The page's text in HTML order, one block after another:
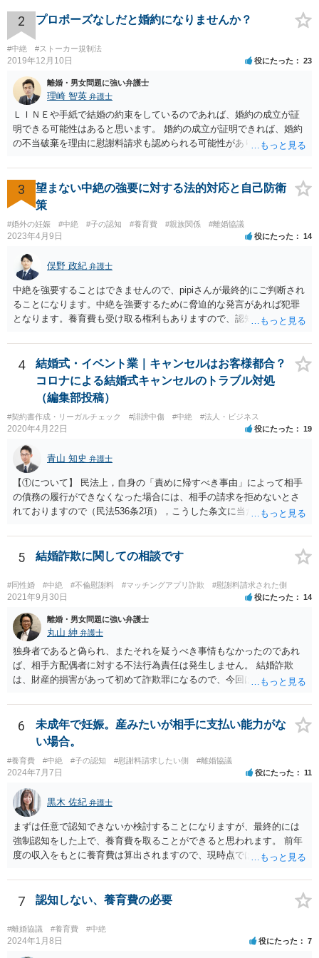
2 プロポーズなしだと婚約になりませんか？
#中絶 #ストーカー規制法
2019年12月10日 役にたった 23
離婚・男女問題に強い弁護士
理崎 智英 弁護士
ＬＩＮＥや手紙で結婚の約束をしているのであれば、婚約の成立が証
明できる可能性はあると思います。 婚約の成立が証明できれば、婚約
の不当破棄を理由に慰謝料請求も認められる可能性があります。
3
望まない中絶の強要に対する法的対応と自己防衛
策
#婚外の妊娠 #中絶 #子の認知 #養育費 #親族関係 #離婚協議
2023年4月9日 役にたった 14
俣野 政紀 弁護士
中絶を強要することはできませんので、pipiさんが最終的にご判断され
ることになります。中絶を強要するために脅迫的な発言があれば犯罪
となります。養育費も受け取る権利もありますので、認知等につきお
勧めします。
4
結婚式・イベント業｜キャンセルはお客様都合？
コロナによる結婚式キャンセルのトラブル対処
（編集部投稿）
#契約書作成・リーガルチェック #誹謗中傷 #中絶 #法人・ビジネス
2020年4月22日 役にたった 19
青山 知史 弁護士
【①について】 民法上，自身の「責めに帰すべき事由」によって相手
の債務の履行ができなくなった場合には、相手の請求を拒めないとさ
れておりますので（民法536条2項），こうした条文に当たるかが問題
現在の各宣言や要請は，強制力のあるものではなく，震災等で対象施
設が滅失してしまった場合と異なり，挙式等自体が物理的に不可能に
なったとまではいえないかと思われます。こうした中で，顧客の判断
でキャンセルを申し出たとすれば，形式的には顧客側に帰責性があっ
たといえる可能性は考えられます。 一方で，実質的に考えた場合，集
会に供する施設等については，営業自粛を要請されているところ，結
婚式場等の施設についても，解釈によっては集会に供する施設の1つと
して，休止要請の対象と考える余地はあるかと思われます。 こうした
解釈を採った場合，強制力はないまでも，事実上挙式等の実施が困難
となる外部的要因があったとして，顧客の「責めに帰すべき事由」が
あるとまではいえず，結婚式場等からの請求が認められない可能性は
に全額の請求が不可能となっても，これまでに生じた費用や打合せ相
当分の報酬の範囲であれば，中途終了時の委任事務への報酬請求や不
ます（民法648条3項、703条等）。 【②について】 請求に応じてもら
とになります。 もっとも，上述したように，全額の請求は，必ずしも
確実に認められる事案ではないと思われるため，法的手続きまでは行
わず，協議によって適切な範囲での支払いに関する合意を目指す方が
良いかと思われます。 【③について】 事実か否かにかかわらず，相手
の社会的評価を損なうような投稿であれば，名誉毀損となり得ます。
は，発信者自身の情報の開示を受けた上で，発進した当人に対する損
害賠償請求等を行うことも可能です。
5 結婚詐欺に関しての相談です
#同性婚 #中絶 #不倫慰謝料 #マッチングアプリ詐欺 #慰謝料請求された側
2021年9月30日 役にたった 14
離婚・男女問題に強い弁護士
丸山 紳 弁護士
独身者であると偽られ、またそれを疑うべき事情もなかったのであれ
ば、相手方配偶者に対する不法行為責任は発生しません。 結婚詐欺
は、財産的損害があって初めて詐欺罪になるので、今回は該当しませ
であることを知っていれば交際しなかったといえる場合に、慰謝料請
求が可能です。 LINEなどで、結婚を当然の前提にした関係だったこと
を立証できる場合は、請求は可能と考えます。
6
未成年で妊娠。産みたいが相手に支払い能力がな
い場合。
#養育費 #中絶 #子の認知 #慰謝料請求したい側 #離婚協議
2024年7月7日 役にたった 11
黒木 佐紀 弁護士
まずは任意で認知できないか検討することになりますが、最終的には
強制認知をした上で、養育費を取ることができると思われます。 前年
度の収入をもとに養育費は算出されますので、現時点では少額しか取
育費の増額調停を起こすこともできます。 仮に中絶する場合でも、相
手方が妊娠について話し合いをしっかりしてくれない場合には、慰謝
料請求などもできる可能性があります。 いずれにせよ、親御さんとの
関わりが不可欠となると思われますので、一度話し合った上で、法律
事務所へ早めのご相談をされたほうがよろしいかと思います。
7 認知しない、養育費の必要
#離婚協議 #養育費 #中絶
2024年1月8日 役にたった 7